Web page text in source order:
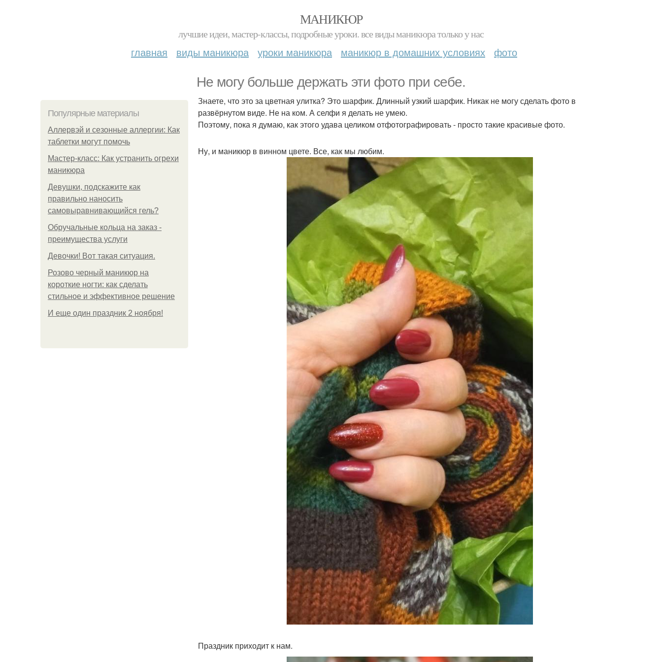
МАНИКЮР
лучшие идеи, мастер-классы, подробные уроки. все виды маникюра только у нас
главная виды маникюра уроки маникюра маникюр в домашних условиях фото
Не могу больше держать эти фото при себе.
Популярные материалы
Аллервэй и сезонные аллергии: Как
таблетки могут помочь
Мастер-класс: Как устранить огрехи
маникюра
Девушки, подскажите как
правильно наносить
самовыравнивающийся гель?
Обручальные кольца на заказ -
преимущества услуги
Девочки! Вот такая ситуация.
Розово черный маникюр на
короткие ногти: как сделать
стильное и эффективное решение
И еще один праздник 2 ноября!
Знаете, что это за цветная улитка? Это шарфик. Длинный узкий шарфик. Никак не могу сделать фото в
развёрнутом виде. Не на ком. А селфи я делать не умею.
Поэтому, пока я думаю, как этого удава целиком отфотографировать - просто такие красивые фото.
Ну, и маникюр в винном цвете. Все, как мы любим.
Праздник приходит к нам.